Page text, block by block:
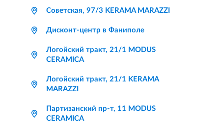
Советская, 97/3 KERAMA MARAZZI
Дисконт-центр в Фаниполе
Логойский тракт, 21/1 MODUS
CERAMICA
Логойский тракт, 21/1 KERAMA
MARAZZI
Партизанский пр-т, 11 MODUS
CERAMICA